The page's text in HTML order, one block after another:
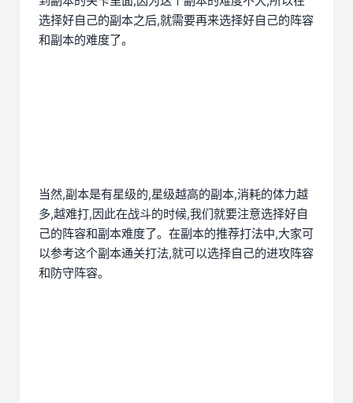
选择好自己的副本之后,就需要再来选择好自己的阵容
和副本的难度了。
当然,副本是有星级的,星级越高的副本,消耗的体力越
多,越难打,因此在战斗的时候,我们就要注意选择好自
己的阵容和副本难度了。在副本的推荐打法中,大家可
以参考这个副本通关打法,就可以选择自己的进攻阵容
和防守阵容。